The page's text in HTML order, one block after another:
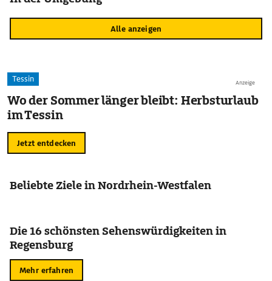
Alle anzeigen
Anzeige
Tessin
Wo der Sommer länger bleibt: Herbsturlaub
im Tessin
Jetzt entdecken
Beliebte Ziele in Nordrhein-Westfalen
Die 16 schönsten Sehenswürdigkeiten in
Regensburg
Mehr erfahren